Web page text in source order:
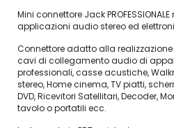
Mini connettore Jack
applicazioni audio stereo ed
Connettore adatto alla
cavi di collegamento audio di
professionali, casse acustiche,
stereo, Home cinema, TV piatti,
DVD, Ricevitori Satellitari, Decoder,
tavolo o portatili ecc.